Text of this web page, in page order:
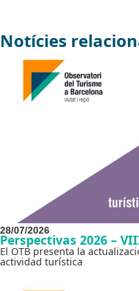
Notícies
28/07/2026
Perspectivas 2026 –
El OTB presenta la
actividad turística